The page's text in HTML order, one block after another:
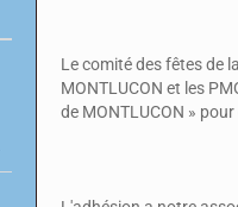
Le comité des fêtes de
MONTLUCON et les
de MONTLUCON »